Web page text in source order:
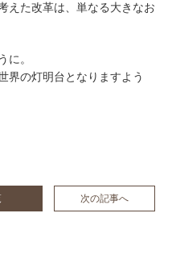
えた改革は、単なる大きなお
に。
界の灯明台となりますよう
次の記事へ